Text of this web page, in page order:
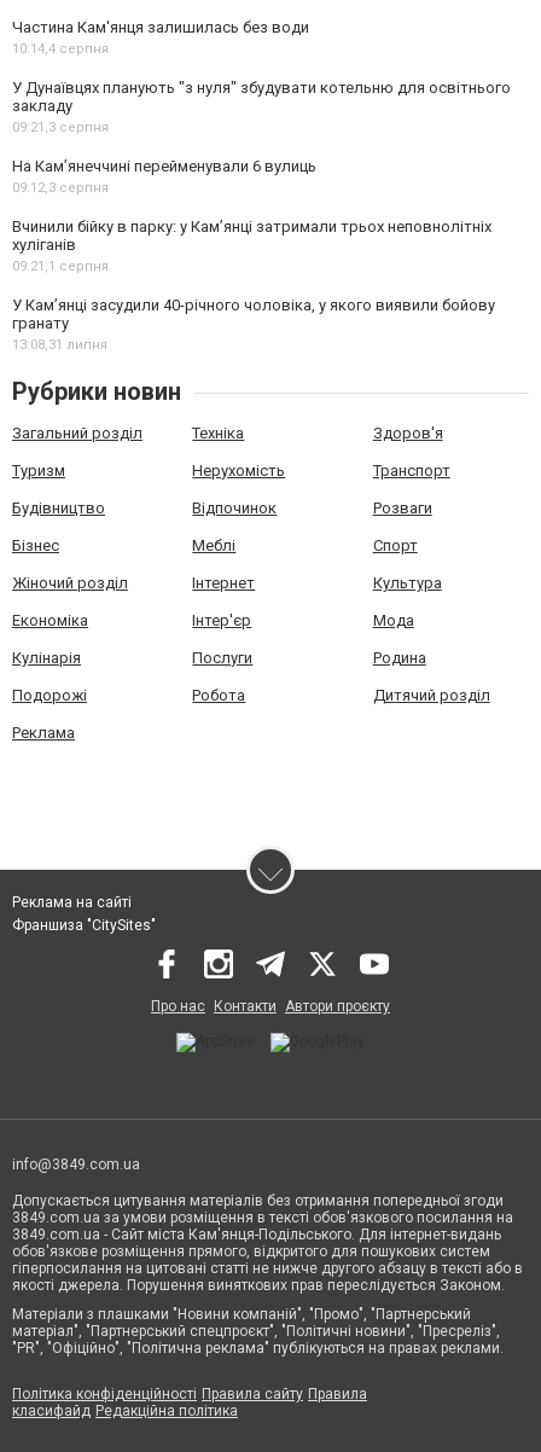
Частина Кам'янця залишилась без води
10:14,4 серпня
У Дунаївцях планують "з нуля" збудувати котельню для освітнього
закладу
09:21,3 серпня
На Камʼянеччині перейменували 6 вулиць
09:12,3 серпня
Вчинили бійку в парку: у Кам’янці затримали трьох неповнолітніх
хуліганів
09:21,1 серпня
У Камʼянці засудили 40-річного чоловіка, у якого виявили бойову
гранату
13:08,31 липня
Рубрики новин
Загальний розділ Техніка Здоров'я
Туризм Нерухомість Транспорт
Будівництво Відпочинок Розваги
Бізнес Меблі Спорт
Жіночий розділ Інтернет Культура
Економіка Інтер'єр Мода
Кулінарія Послуги Родина
Подорожі Робота Дитячий розділ
Реклама
Реклама на сайті
Франшиза "CitySites"
Про нас Контакти Автори проєкту
info@3849.com.ua
Допускається цитування матеріалів без отримання попередньої згоди
3849.com.ua за умови розміщення в тексті обов'язкового посилання на
3849.com.ua - Сайт міста Кам'янця-Подільського. Для інтернет-видань
обов'язкове розміщення прямого, відкритого для пошукових систем
гіперпосилання на цитовані статті не нижче другого абзацу в тексті або в
якості джерела. Порушення виняткових прав переслідується Законом.
Матеріали з плашками "Новини компаній", "Промо", "Партнерський
матеріал", "Партнерський спецпроєкт", "Політичні новини", "Пресреліз",
"PR", "Офіційно", "Політична реклама" публікуються на правах реклами.
Політика конфіденційності Правила сайту Правила
класифайд Редакційна політика